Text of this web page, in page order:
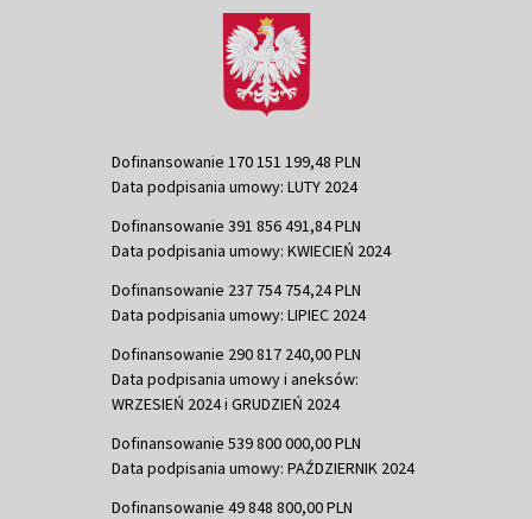
Dofinansowanie 170 151 199,48 PLN
Data podpisania umowy: LUTY 2024
Dofinansowanie 391 856 491,84 PLN
Data podpisania umowy: KWIECIEŃ 2024
Dofinansowanie 237 754 754,24 PLN
Data podpisania umowy: LIPIEC 2024
Dofinansowanie 290 817 240,00 PLN
Data podpisania umowy i aneksów:
WRZESIEŃ 2024 i GRUDZIEŃ 2024
Dofinansowanie 539 800 000,00 PLN
Data podpisania umowy: PAŹDZIERNIK 2024
Dofinansowanie 49 848 800,00 PLN